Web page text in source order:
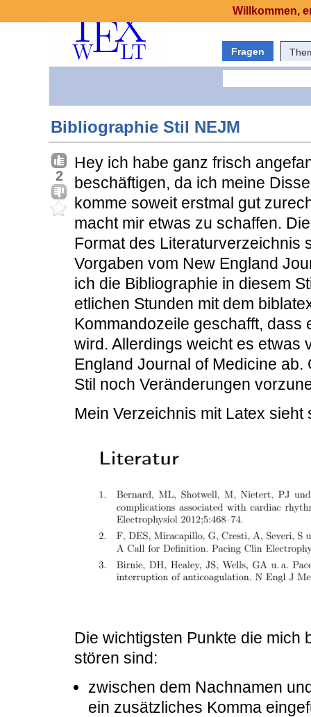
Fragen
Bibliographie Stil NEJM
2
Hey ich habe ganz frisch
beschäftigen, da ich meine
komme soweit erstmal gut
macht mir etwas zu schaffen.
Format des Literaturverzeichnis
Vorgaben vom New England
ich die Bibliographie in diesem
etlichen Stunden mit dem
Kommandozeile geschafft,
wird. Allerdings weicht es etwas
England Journal of Medicine
Stil noch Veränderungen
Mein Verzeichnis mit Latex sieht
Die wichtigsten Punkte die mich
stören sind:
zwischen dem Nachnamen
ein zusätzliches Komma
Willkommen,